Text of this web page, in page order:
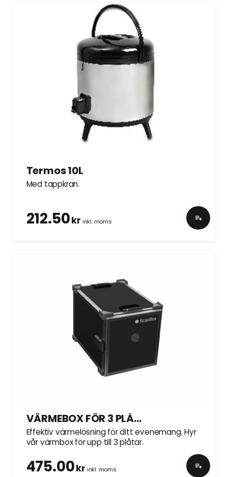
Termos 10L
Med tappkran.
212.50kr inkl. moms
VÄRMEBOX FÖR 3 PLÅTAR
Effektiv värmelösning för ditt evenemang. Hyr
vår värmbox för upp till 3 plåtar.
475.00kr inkl. moms